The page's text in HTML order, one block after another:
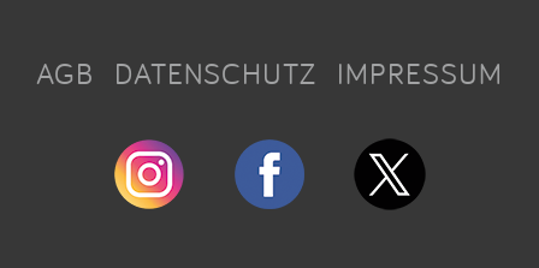
AGB DATENSCHUTZ IMPRESSUM